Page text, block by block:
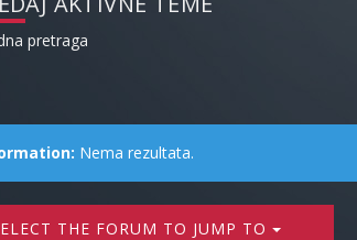
pretraga
Nema rezultata.
THE FORUM TO JUMP TO